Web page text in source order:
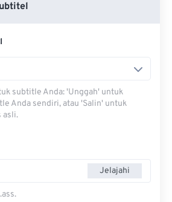
subtitle Anda: 'Unggah' untuk
Anda sendiri, atau 'Salin' untuk
asli.
Jelajahi